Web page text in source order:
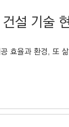
설 기술
효율과 환경, 또